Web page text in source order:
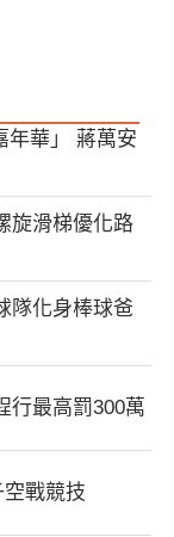
年華」 蔣萬安
滑梯優化路
隊化身棒球爸
行最高罰300萬
戰競技